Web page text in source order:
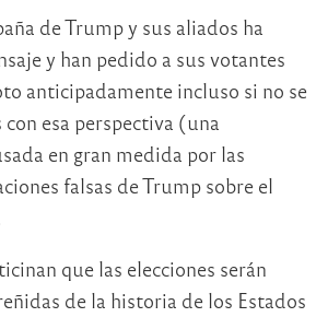
de Trump y sus aliados ha
y han pedido a sus votantes
anticipadamente incluso si no se
esa perspectiva (una
en gran medida por las
falsas de Trump sobre el
que las elecciones serán
de la historia de los Estados